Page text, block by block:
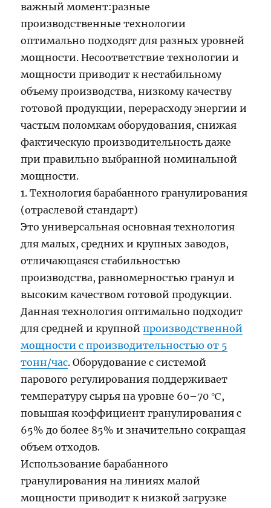
важный момент:разные
производственные технологии
оптимально подходят для разных уровней
мощности. Несоответствие технологии и
мощности приводит к нестабильному
объему производства, низкому качеству
готовой продукции, перерасходу энергии и
частым поломкам оборудования, снижая
фактическую производительность даже
при правильно выбранной номинальной
мощности.
1. Технология барабанного гранулирования
(отраслевой стандарт)
Это универсальная основная технология
для малых, средних и крупных заводов,
отличающаяся стабильностью
производства, равномерностью гранул и
высоким качеством готовой продукции.
Данная технология оптимально подходит
для средней и крупнойпроизводственной
мощности с производительностью от 5
тонн/час. Оборудование с системой
парового регулирования поддерживает
температуру сырья на уровне 60–70 ℃,
повышая коэффициент гранулирования с
65% до более 85% и значительно сокращая
объем отходов.
Использование барабанного
гранулирования на линиях малой
мощности приводит к низкой загрузке